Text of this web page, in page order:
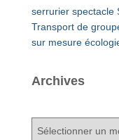
serrurier spectacle
Transport de
sur mesure
Archives
A